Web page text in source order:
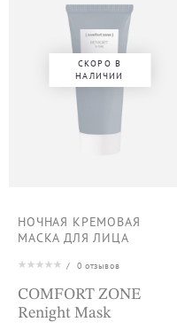
СКОРО В
НАЛИЧИИ
НОЧНАЯ КРЕМОВАЯ
МАСКА ДЛЯ ЛИЦА
/ 0 отзывов
COMFORT ZONE
Renight Mask